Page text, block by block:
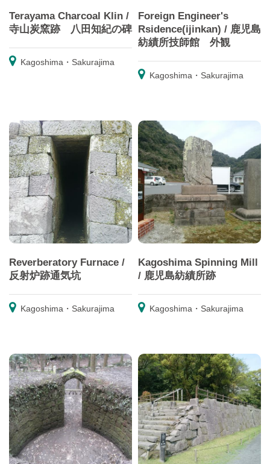
Terayama Charcoal Klin /
寺山炭窯跡 八田知紀の碑
Kagoshima・Sakurajima
Foreign Engineer's
Rsidence(ijinkan) / 鹿児島
紡績所技師館 外観
Kagoshima・Sakurajima
Reverberatory Furnace /
反射炉跡通気坑
Kagoshima・Sakurajima
Kagoshima Spinning Mill
/ 鹿児島紡績所跡
Kagoshima・Sakurajima